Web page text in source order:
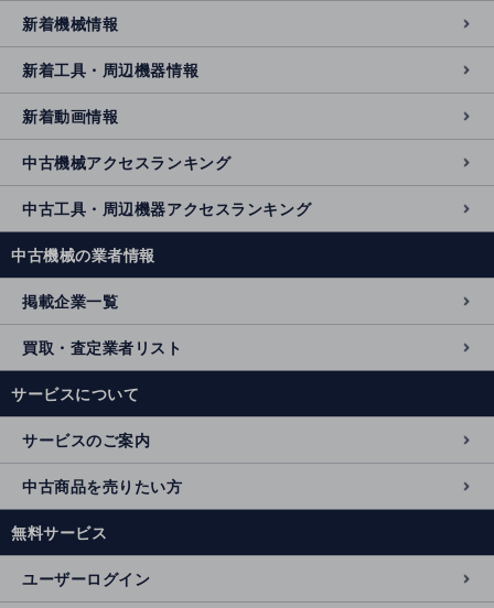
新着機械情報
新着工具・周辺機器情報
新着動画情報
中古機械アクセスランキング
中古工具・周辺機器アクセスランキング
中古機械の業者情報
掲載企業一覧
買取・査定業者リスト
サービスについて
サービスのご案内
中古商品を売りたい方
無料サービス
ユーザーログイン